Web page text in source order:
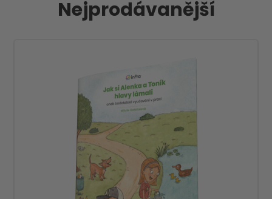
Nejprodávanější